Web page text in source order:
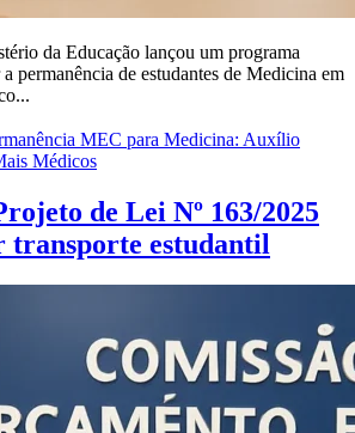
da Educação lançou um programa
permanência de estudantes de Medicina em
MEC para Medicina: Auxílio
Médicos
de Lei Nº 163/2025
transporte estudantil